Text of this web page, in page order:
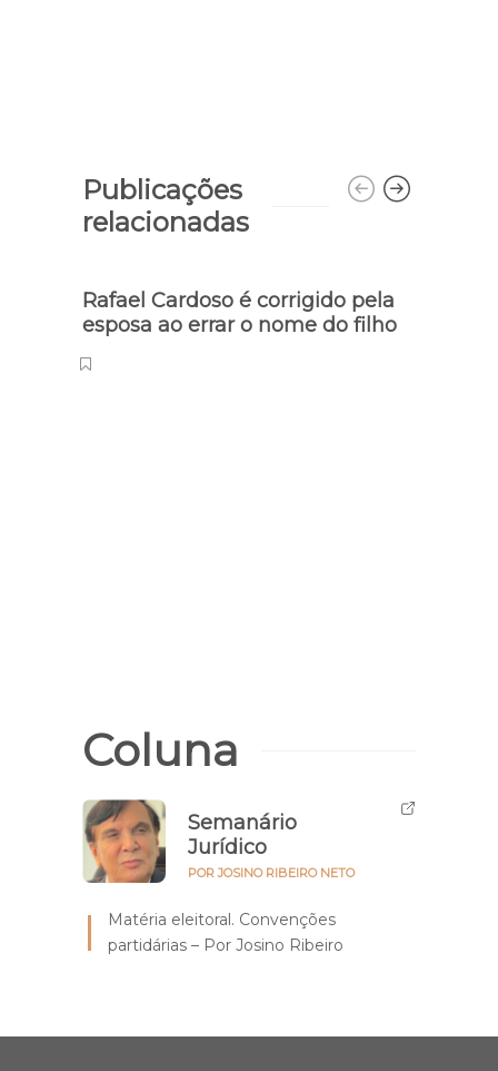
Publicações
relacionadas
Rafael Cardoso é corrigido pela
esposa ao errar o nome do filho
Coluna
Semanário
Jurídico
POR JOSINO RIBEIRO NETO
Matéria eleitoral. Convenções
partidárias – Por Josino Ribeiro